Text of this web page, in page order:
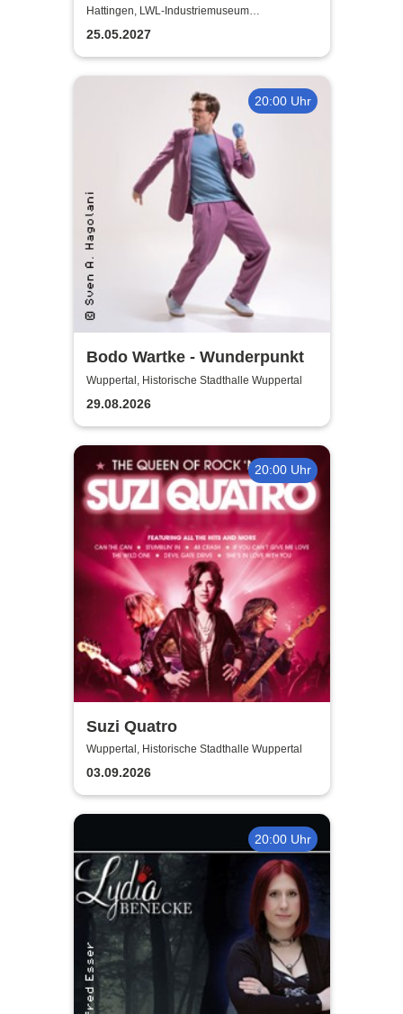
Hattingen, LWL-Industriemuseum
Henrichshütte
25.05.2027
20:00 Uhr
Bodo Wartke - Wunderpunkt
Wuppertal, Historische Stadthalle Wuppertal
29.08.2026
20:00 Uhr
Suzi Quatro
Wuppertal, Historische Stadthalle Wuppertal
03.09.2026
20:00 Uhr